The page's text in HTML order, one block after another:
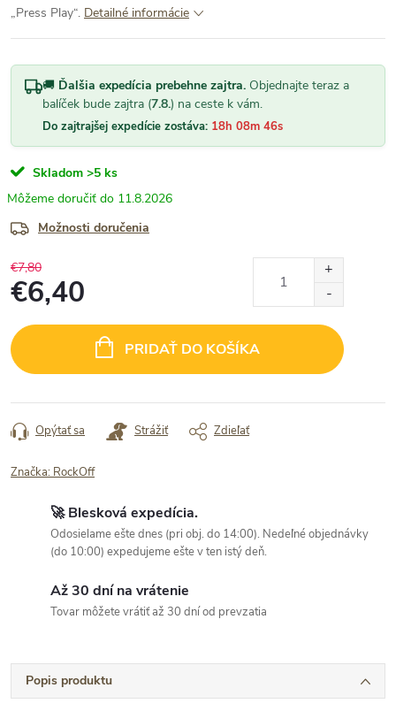
„Press Play“. Detailné informácie
🚚 Ďalšia expedícia prebehne zajtra. Objednajte teraz a
balíček bude zajtra (7.8.) na ceste k vám.
Do zajtrajšej expedície zostáva: 18h 08m 45s
Skladom >5 ks
11.8.2026
Možnosti doručenia
€7,80
€6,40
cena:
PRIDAŤ DO KOŠÍKA
Opýtať sa Strážiť Zdieľať
Značka: RockOff
🚀 Blesková expedícia.
Odosielame ešte dnes (pri obj. do 14:00). Nedeľné objednávky
(do 10:00) expedujeme ešte v ten istý deň.
Až 30 dní na vrátenie
Tovar môžete vrátiť až 30 dní od prevzatia
Popis produktu